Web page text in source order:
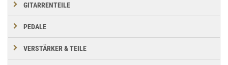
GITARRENTEILE
PEDALE
VERSTÄRKER & TEILE